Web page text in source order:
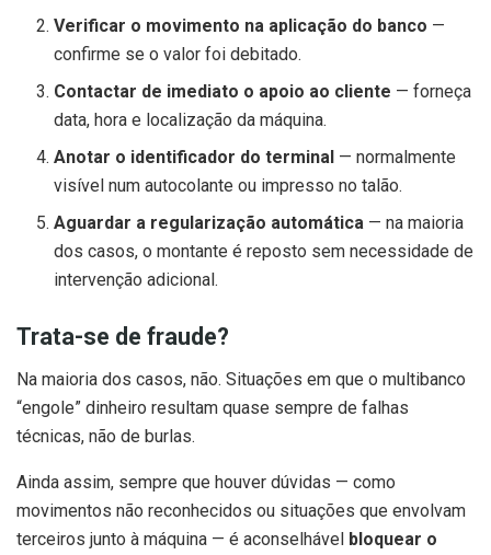
Verificar o movimento na aplicação do banco —
confirme se o valor foi debitado.
Contactar de imediato o apoio ao cliente — forneça
data, hora e localização da máquina.
Anotar o identificador do terminal — normalmente
visível num autocolante ou impresso no talão.
Aguardar a regularização automática — na maioria
dos casos, o montante é reposto sem necessidade de
intervenção adicional.
Trata-se de fraude?
Na maioria dos casos, não. Situações em que o multibanco
“engole” dinheiro resultam quase sempre de falhas
técnicas, não de burlas.
Ainda assim, sempre que houver dúvidas — como
movimentos não reconhecidos ou situações que envolvam
terceiros junto à máquina — é aconselhável bloquear o